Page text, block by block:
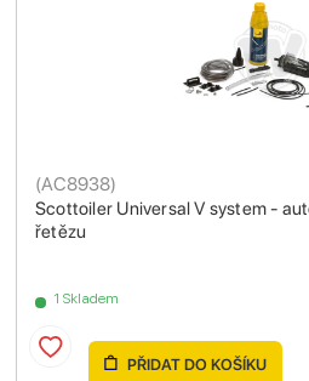
Scottoiler Universal V system -
řetězu
(AC8938)
1 Skladem
PŘIDAT DO KOŠÍKU